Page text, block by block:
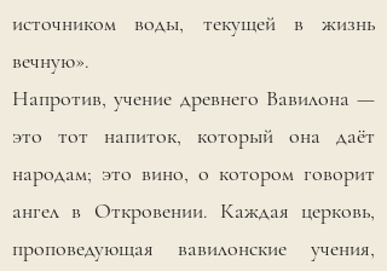
источником воды, текущей в жизнь
вечную».
Напротив, учение древнего Вавилона —
это тот напиток, который она даёт
народам; это вино, о котором говорит
ангел в Откровении. Каждая церковь,
проповедующая вавилонские учения,